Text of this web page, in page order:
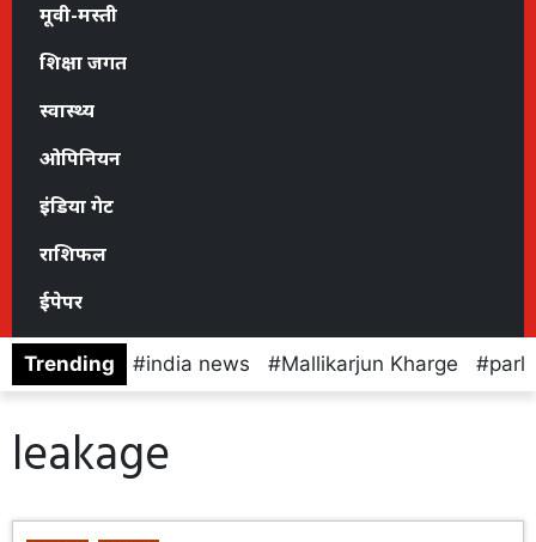
मूवी-मस्ती
शिक्षा जगत
स्वास्थ्य
ओपिनियन
इंडिया गेट
राशिफल
ईपेपर
Trending india news Mallikarjun Kharge
leakage